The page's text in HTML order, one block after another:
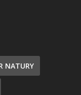
NATURY